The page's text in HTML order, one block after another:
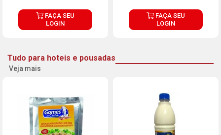
FAÇA SEU
LOGIN
FAÇA SEU
LOGIN
Tudo para hoteis e pousadas
Veja mais